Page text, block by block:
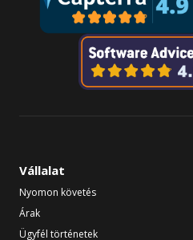
Vállalat
Nyomon követés
Árak
Ügyfél történetek